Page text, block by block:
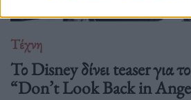
Τέχνη
Το Disney δίνει teaser για
“Don’t Look Back in